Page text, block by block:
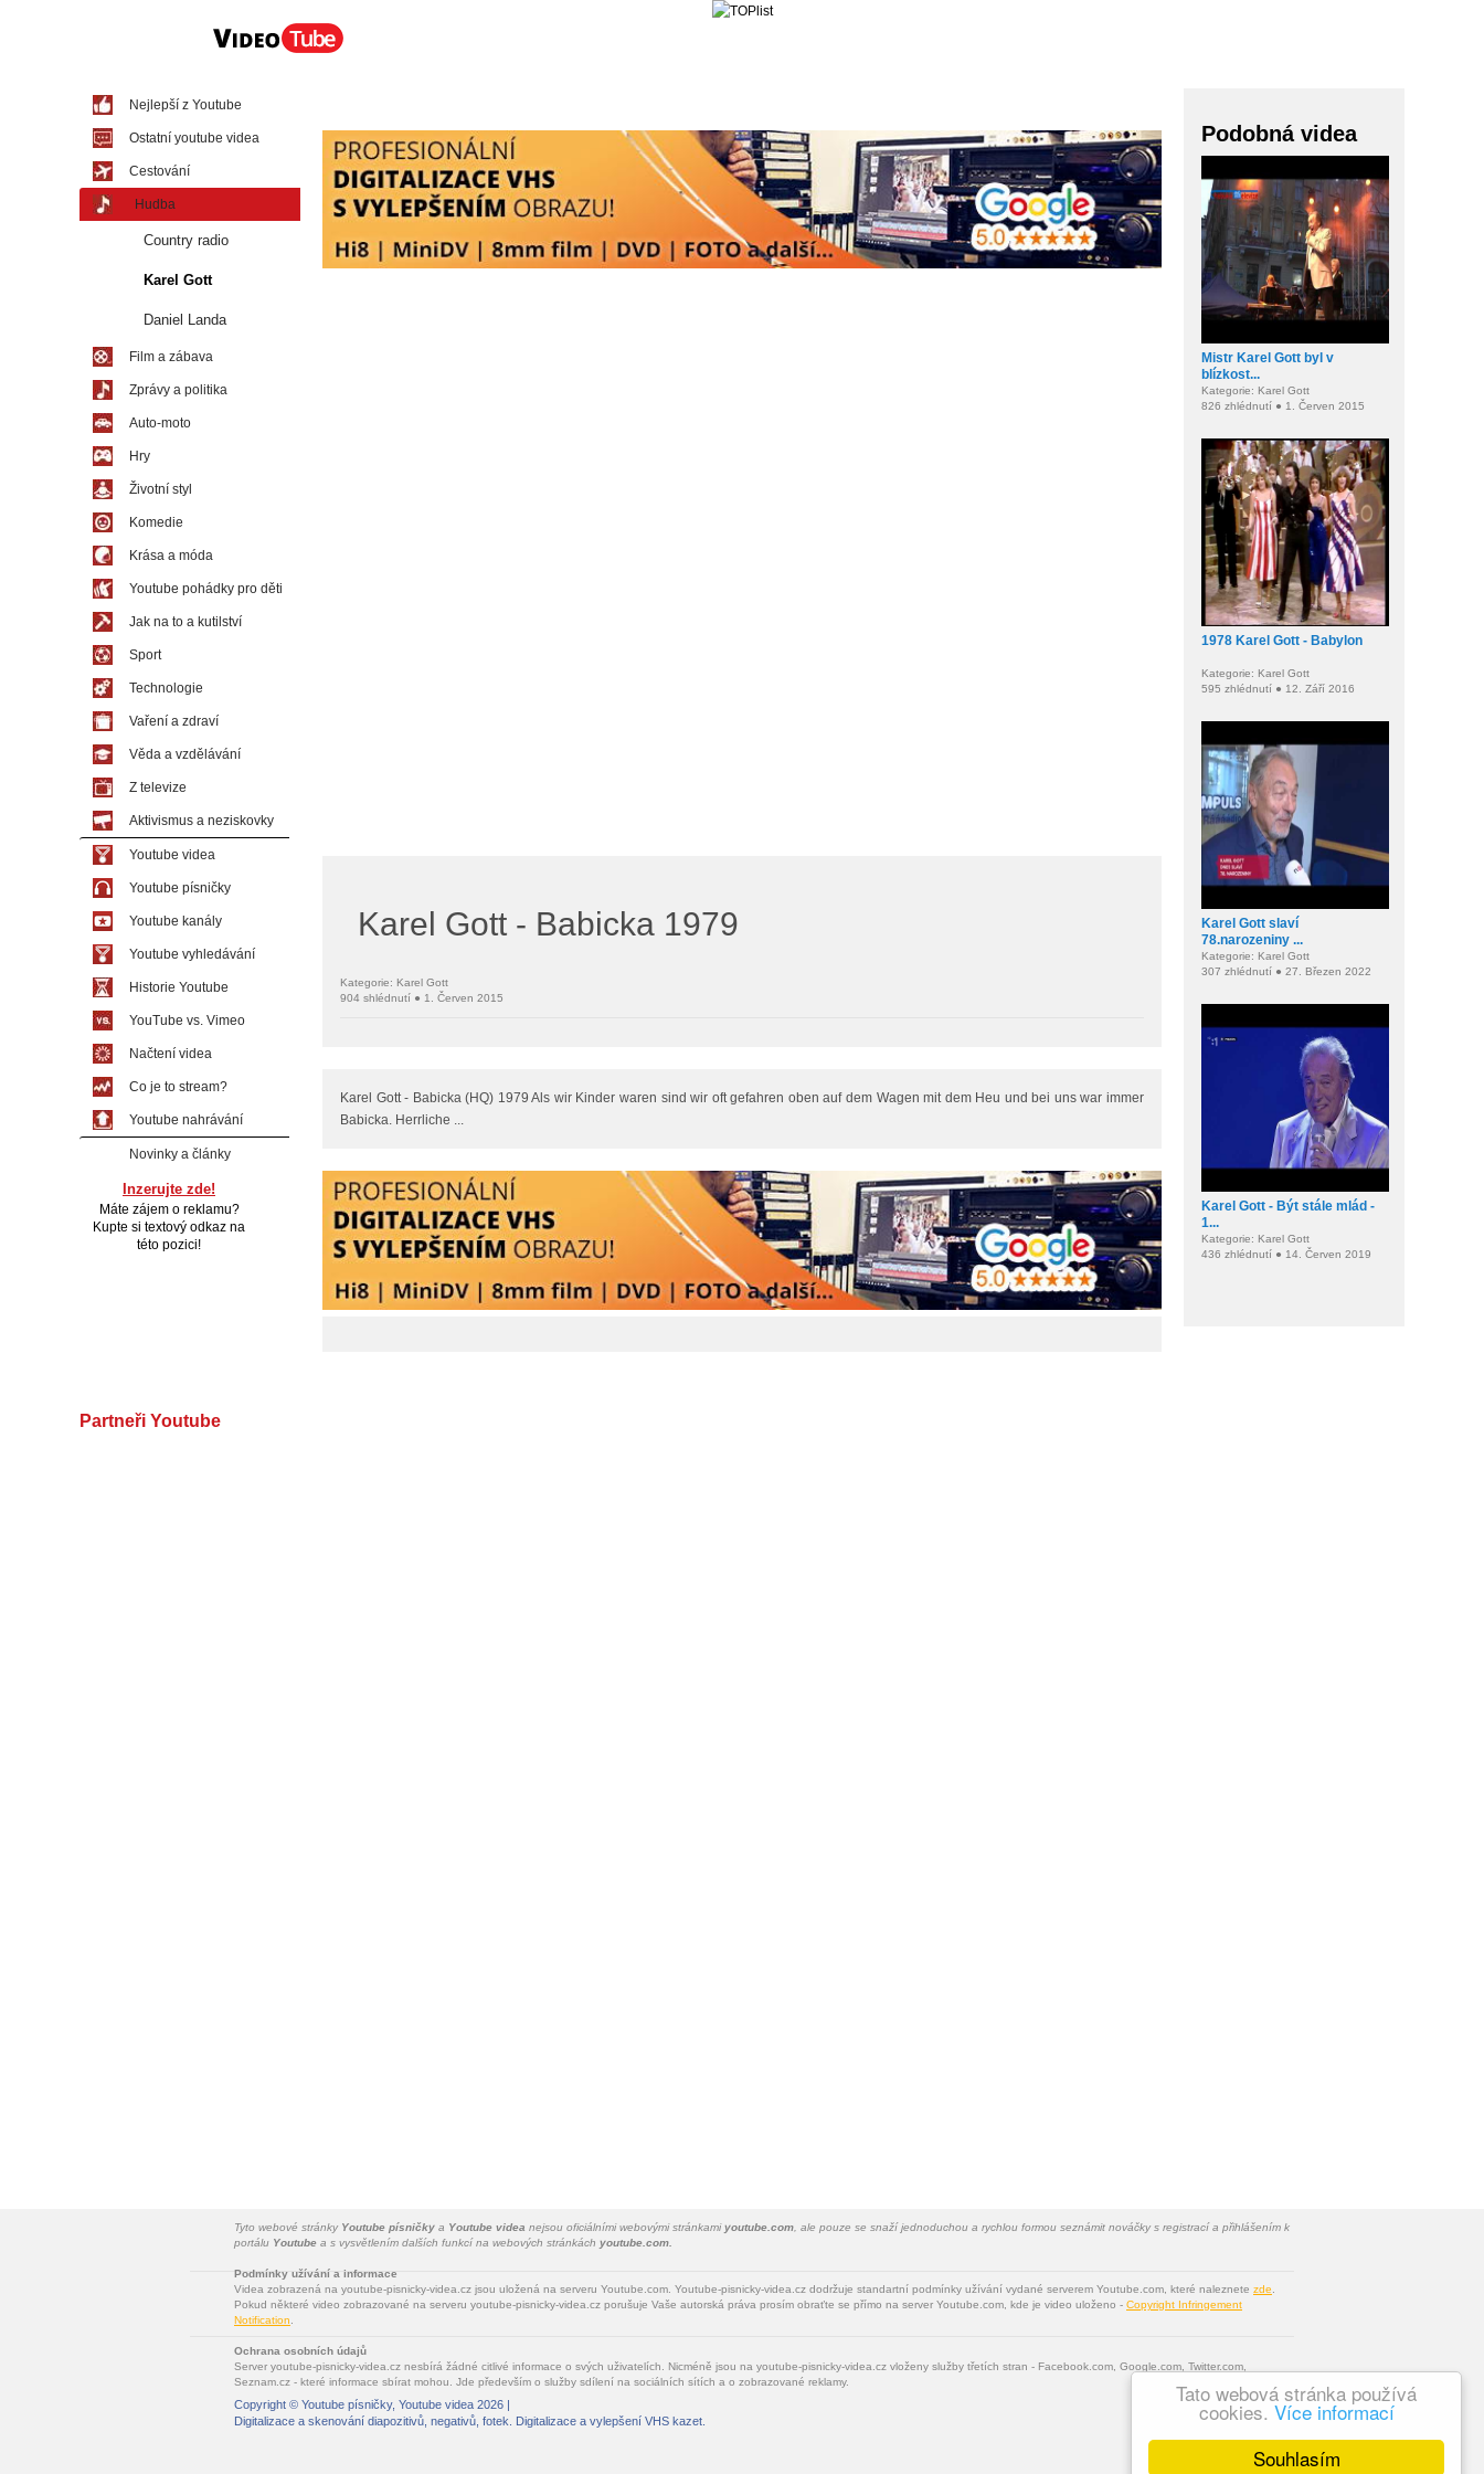
Souhlasím
Tato webová stránka používá
cookies. Více informací
Karel Gott - Babicka 1979
Kategorie: Karel Gott
904 shlédnutí ● 1. Červen 2015
Karel Gott - Babicka (HQ) 1979 Als wir Kinder waren sind wir oft gefahren oben auf dem Wagen mit dem Heu und bei uns war immer
Babicka. Herrliche ...
Podobná videa
Mistr Karel Gott byl v
blízkost...
Kategorie: Karel Gott
826 zhlédnutí ● 1. Červen 2015
1978 Karel Gott - Babylon
Kategorie: Karel Gott
595 zhlédnutí ● 12. Září 2016
Karel Gott slaví
78.narozeniny ...
Kategorie: Karel Gott
307 zhlédnutí ● 27. Březen 2022
Karel Gott - Být stále mlád -
1...
Kategorie: Karel Gott
436 zhlédnutí ● 14. Červen 2019
Nejlepší z Youtube
Ostatní youtube videa
Cestování
Hudba
Country radio
Karel Gott
Daniel Landa
Film a zábava
Zprávy a politika
Auto-moto
Hry
Životní styl
Komedie
Krása a móda
Youtube pohádky pro děti
Jak na to a kutilství
Sport
Technologie
Vaření a zdraví
Věda a vzdělávání
Z televize
Aktivismus a neziskovky
Youtube videa
Youtube písničky
Youtube kanály
Youtube vyhledávání
Historie Youtube
YouTube vs. Vimeo
Načtení videa
Co je to stream?
Youtube nahrávání
Novinky a články
Inzerujte zde!
Máte zájem o reklamu?
Kupte si textový odkaz na
této pozici!
Partneři Youtube
Tyto webové stránky Youtube písničky a Youtube videa nejsou oficiálními webovými stránkamiyoutube.com , ale pouze se snaží jednoduchou a rychlou formou seznámit nováčky s registrací a přihlášením k
portálu Youtube a s vysvětlením dalších funkcí na webových stránkách youtube.com.
Podmínky užívání a informace
Videa zobrazená na youtube-pisnicky-videa.cz jsou uložená na serveru Youtube.com. Youtube-pisnicky-videa.cz dodržuje standartní podmínky užívání vydané serverem Youtube.com, které naleznete zde
Pokud některé video zobrazované na serveru youtube-pisnicky-videa.cz porušuje Vaše autorská práva prosím obraťte se přímo na server Youtube.com, kde je video uloženo - Copyright Infringement
Notification
Ochrana osobních údajů
Server youtube-pisnicky-videa.cz nesbírá žádné citlivé informace o svých uživatelích. Nicméně jsou na youtube-pisnicky-videa.cz vloženy služby třetích stran - Facebook.com, Google.com, Twitter.com,
Seznam.cz - které informace sbírat mohou. Jde především o služby sdílení na sociálních sítích a o zobrazované reklamy.
Copyright © Youtube písničky, Youtube videa 2026 |
Digitalizace a skenování diapozitivů, negativů, fotek . Digitalizace a vylepšení VHS kazet.